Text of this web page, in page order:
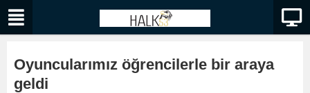
Oyuncularımız öğrencilerle bir araya
geldi